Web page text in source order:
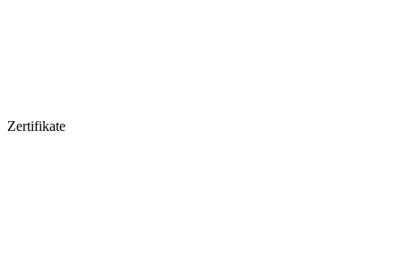
Zertifikate